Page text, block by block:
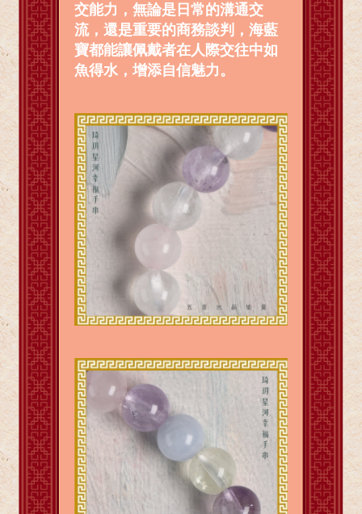
交能力，無論是日常的溝通交
流，還是重要的商務談判，海藍
寶都能讓佩戴者在人際交往中如
魚得水，增添自信魅力。